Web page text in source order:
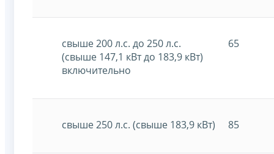
свыше 200 л.с. до 250 л.с.
(свыше 147,1 кВт до 183,9 кВт)
включительно
65
свыше 250 л.с. (свыше 183,9 кВт) 85